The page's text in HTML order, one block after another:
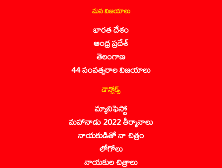
మన విజయాలు
భారత దేశం
ఆంధ్ర ప్రదేశ్
తెలంగాణ
44 సంవత్సరాల విజయాలు
డౌన్లోడ్స్
మ్యానిఫెస్టో
మహానాడు 2022 తీర్మానాలు
నాయకుడితో నా చిత్రం
లోగోలు
నాయకుల చిత్రాలు